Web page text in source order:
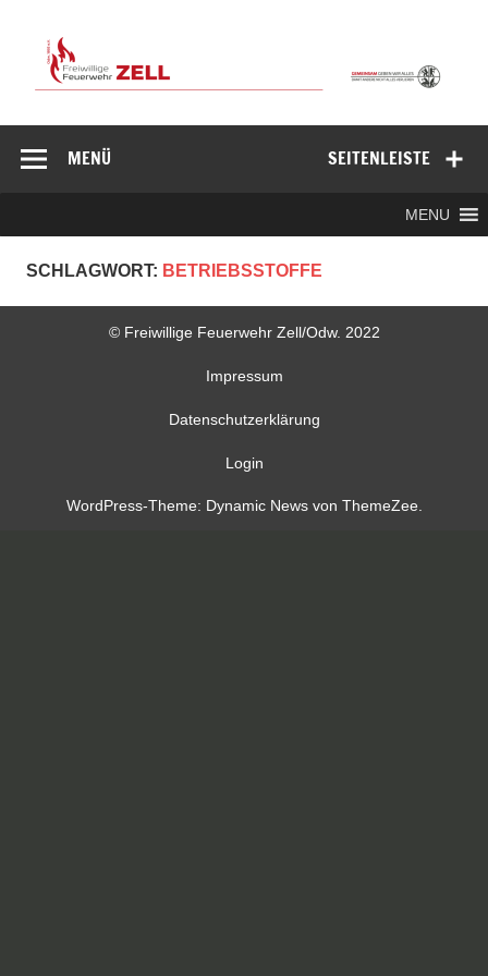
springen
Freiwillige
Feuerwehr
Zell/Odw.
SEITENLEISTE
MENÜ
MENU
SCHLAGWORT: BETRIEBSSTOFFE
© Freiwillige Feuerwehr Zell/Odw. 2022
Impressum
Datenschutzerklärung
Login
WordPress-Theme: Dynamic News von ThemeZee.